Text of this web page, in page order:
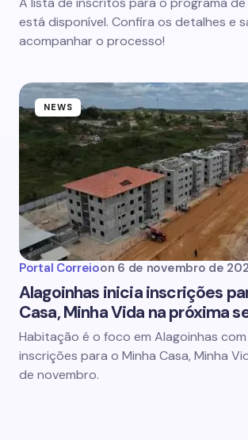
está disponível. Confira os detalhes e
acompanhar o processo!
NEWS
Portal Correioon 6 de novembro de
Alagoinhas inicia inscrições
Casa, Minha Vida na próxima
Habitação é o foco em Alagoinhas
inscrições para o Minha Casa, Minha
de novembro.